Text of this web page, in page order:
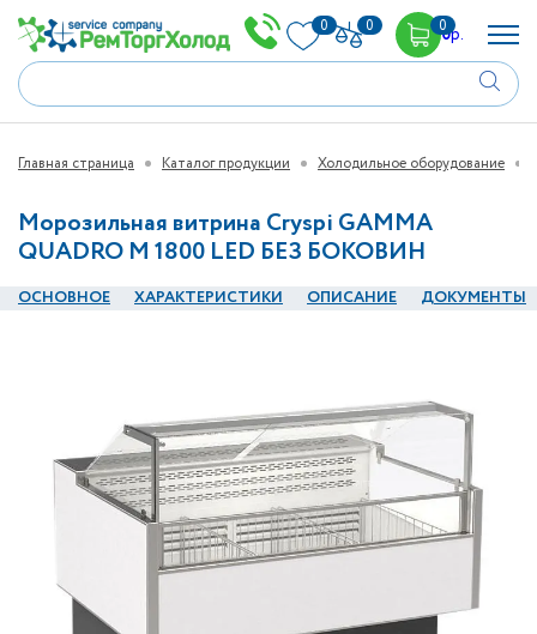
0 0 00р.
Главная страница Каталог продукции Холодильное оборудование
Морозильная витрина Cryspi GAMMA
QUADRO M 1800 LED БЕЗ БОКОВИН
ОСНОВНОЕ ХАРАКТЕРИСТИКИ ОПИСАНИЕ ДОКУМЕНТЫ